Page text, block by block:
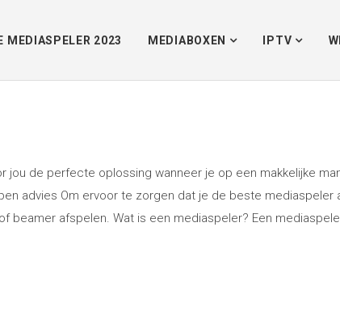
MEDIASPELER 2023 MEDIABOXEN IPTV
jou de perfecte oplossing wanneer je op een makkelijke
advies Om ervoor te zorgen dat je de beste
afspelen. Wat is een mediaspeler? Een